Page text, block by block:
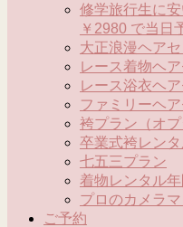
修学旅行生に
￥2980 で当日
大正浪漫ヘア
レース着物ヘ
レース浴衣ヘ
ファミリーヘ
袴プラン（オプ
卒業式袴レン
七五三プラン
着物レンタル
プロのカメラ
ご予約